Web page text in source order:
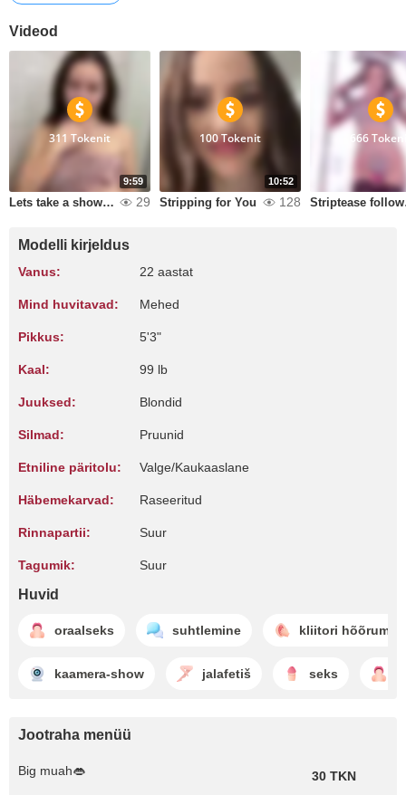
Videod
9:59
311 Tokenit
Lets take a shower together 29
10:52
100 Tokenit
Stripping for You 128
666
Modelli kirjeldus
Vanus: 22 aastat
Mind huvitavad: Mehed
Pikkus: 5'3"
Kaal: 99 lb
Juuksed: Blondid
Silmad: Pruunid
Etniline päritolu: Valge/Kaukaaslane
Häbemekarvad: Raseeritud
Rinnapartii: Suur
Tagumik: Suur
Huvid
oraalseks suhtlemine kliitori
kaamera-show jalafetiš seks
Jootraha menüü
Big muah👄 30 TKN